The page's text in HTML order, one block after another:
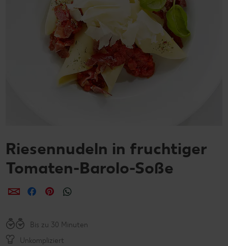
Riesennudeln in fruchtiger
Tomaten-Barolo-Soße
per E-Mail teilen
per Facebook teilen
per Pinterest teilen
Bis zu 30 Minuten
Unkompliziert